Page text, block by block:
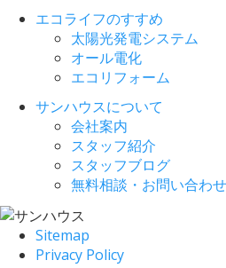
エコライフのすすめ
太陽光発電システム
オール電化
エコリフォーム
サンハウスについて
会社案内
スタッフ紹介
スタッフブログ
無料相談・お問い合わせ
Sitemap
Privacy Policy